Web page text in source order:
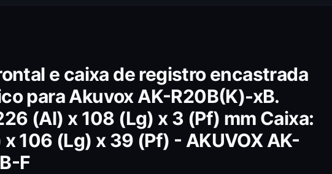
e caixa de registro encastrada
para Akuvox AK-R20B(K)-xB.
(Al) x 108 (Lg) x 3 (Pf) mm Caixa:
106 (Lg) x 39 (Pf) - AKUVOX AK-
F